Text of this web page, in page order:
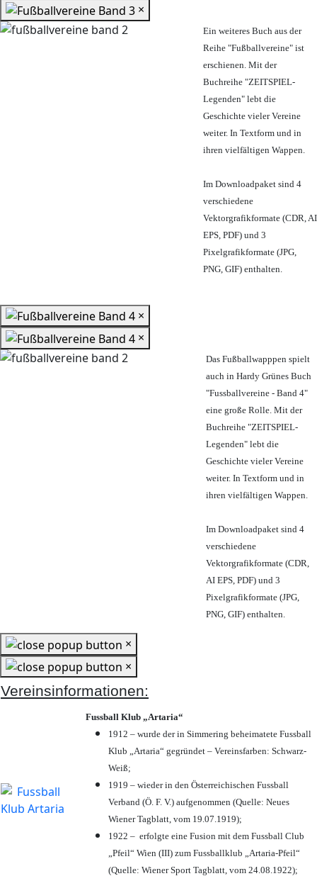
×
Ein weiteres Buch aus der
Reihe "Fußballvereine" ist
erschienen. Mit der
Buchreihe "ZEITSPIEL-
Legenden" lebt die
Geschichte vieler Vereine
weiter. In Textform und in
ihren vielfältigen Wappen.
Im Downloadpaket sind 4
verschiedene
Vektorgrafikformate (CDR, AI
EPS, PDF) und 3
Pixelgrafikformate (JPG,
PNG, GIF) enthalten.
×
×
Das Fußballwapppen spielt
auch in Hardy Grünes Buch
"Fussballvereine - Band 4"
eine große Rolle. Mit der
Buchreihe "ZEITSPIEL-
Legenden" lebt die
Geschichte vieler Vereine
weiter. In Textform und in
ihren vielfältigen Wappen.
Im Downloadpaket sind 4
verschiedene
Vektorgrafikformate (CDR,
AI EPS, PDF) und 3
Pixelgrafikformate (JPG,
PNG, GIF) enthalten.
×
×
Vereinsinformationen:
Fussball Klub „Artaria“
1912 – wurde der in Simmering beheimatete Fussball
Klub „Artaria“ gegründet – Vereinsfarben: Schwarz-
Weiß;
1919 – wieder in den Österreichischen Fussball
Verband (Ö. F. V.) aufgenommen (Quelle: Neues
Wiener Tagblatt, vom 19.07.1919);
1922 – erfolgte eine Fusion mit dem Fussball Club
„Pfeil“ Wien (III) zum Fussballklub „Artaria-Pfeil“
(Quelle: Wiener Sport Tagblatt, vom 24.08.1922);